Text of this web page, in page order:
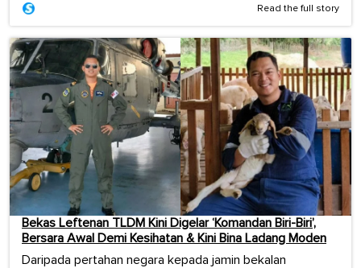
Read the full story
Bekas Leftenan TLDM Kini Digelar ‘Komandan Biri-Biri’,
Bersara Awal Demi Kesihatan & Kini Bina Ladang Moden
Daripada pertahan negara kepada jamin bekalan